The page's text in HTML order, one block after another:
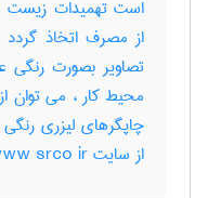
است تهمیدات
از مصرف اتخاذ
تصاویر بصورت رنگی
محیط کار ، می توان
چاپگرهای لیزری
از سایت www srco ir